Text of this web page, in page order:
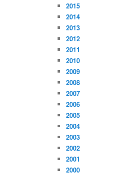
2015
2014
2013
2012
2011
2010
2009
2008
2007
2006
2005
2004
2003
2002
2001
2000